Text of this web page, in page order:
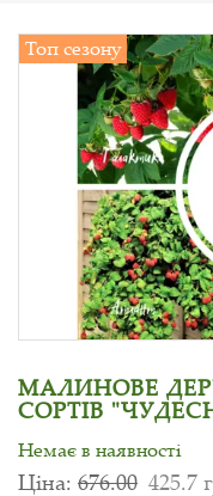
Топ сезону
МАЛИНОВЕ
СОРТІВ
Немає в наявності
Ціна: 676.00 425.7